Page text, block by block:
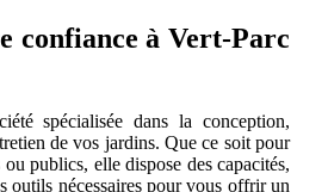
confiance à Vert-Parc
spécialisée dans la conception,
de vos jardins. Que ce soit pour
publics, elle dispose des capacités,
outils nécessaires pour vous offrir un